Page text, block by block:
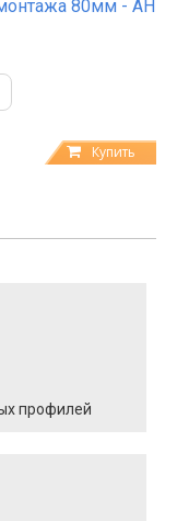
80мм - АН
Купить
профилей